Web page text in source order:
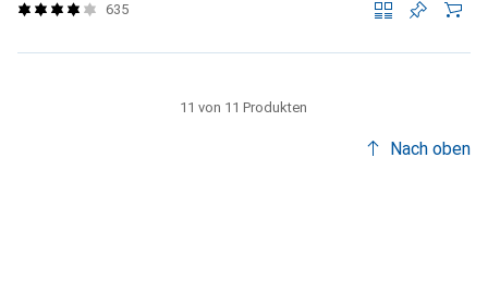
635
11 von 11 Produkten
Nach oben